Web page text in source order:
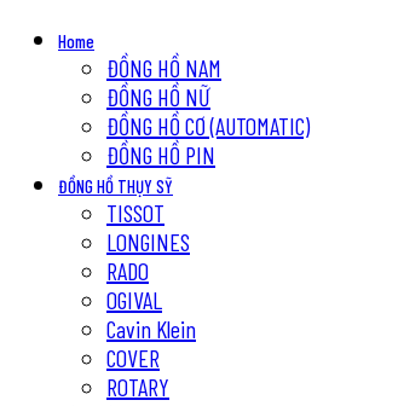
Home
ĐỒNG HỒ NAM
ĐỒNG HỒ NỮ
ĐỒNG HỒ CƠ (AUTOMATIC)
ĐỒNG HỒ PIN
ĐỒNG HỒ THỤY SỸ
TISSOT
LONGINES
RADO
OGIVAL
Cavin Klein
COVER
ROTARY